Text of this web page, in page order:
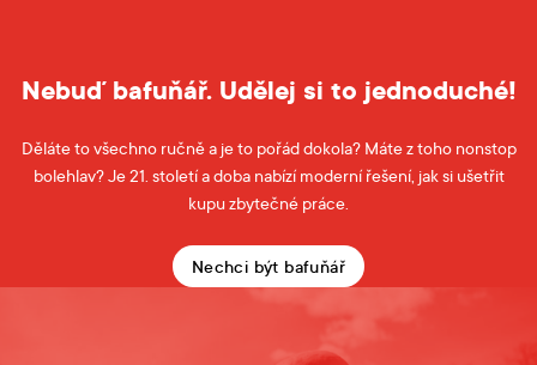
Nebuď bafuňář. Udělej si to jednoduché!
Děláte to všechno ručně a je to pořád dokola? Máte z toho nonstop
bolehlav? Je 21. století a doba nabízí moderní řešení, jak si ušetřit
kupu zbytečné práce.
Nechci být bafuňář